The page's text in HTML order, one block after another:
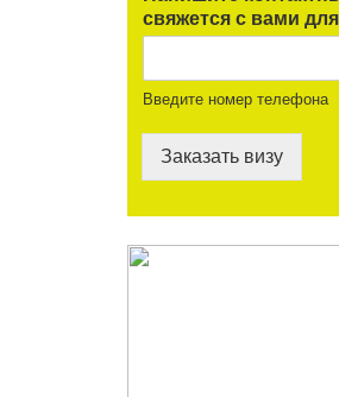
свяжется с вами
Введите номер телефона
Заказать визу